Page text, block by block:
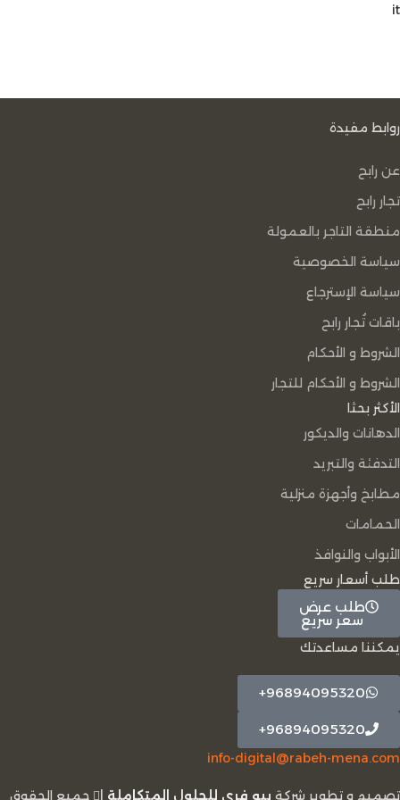
it
روابط مفيدة
عن رابح
تجار رابح
منطقة التاجر بالعمولة
سياسة الخصوصية
سياسة الإسترجاع
باقات تُجار رابح
الشروط و الأحكام
الشروط و الأحكام للتجار
الأكثر بحثا
الدهانات والديكور
التدفئة والتبريد
مطابخ وأجهزة منزلية
الحمامات
الأبواب والنوافذ
طلب أسعار سريع
طلب عرض
سعر سريع
يمكننا مساعدتك
96894095320+
96894095320+
info-digital@rabeh-mena.com
تصميم و تطوير شركة بيو فري للحلول المتكاملة
ﺟﻤﻴﻊ اﻟﺤﻘﻮق